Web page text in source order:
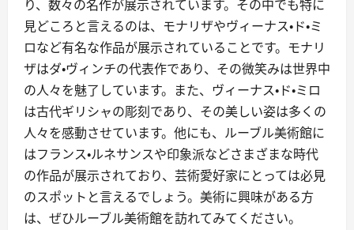
り、数々の名作が展示されています。その中でも特に
見どころと言えるのは、モナリザやヴィーナス・ド・ミ
ロなど有名な作品が展示されていることです。モナリ
ザはダ・ヴィンチの代表作であり、その微笑みは世界中
の人々を魅了しています。また、ヴィーナス・ド・ミロ
は古代ギリシャの彫刻であり、その美しい姿は多くの
人々を感動させています。他にも、ルーブル美術館に
はフランス・ルネサンスや印象派などさまざまな時代
の作品が展示されており、芸術愛好家にとっては必見
のスポットと言えるでしょう。美術に興味がある方
は、ぜひルーブル美術館を訪れてみてください。